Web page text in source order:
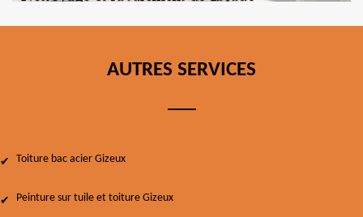
AUTRES SERVICES
Toiture bac acier Gizeux
Peinture sur tuile et toiture Gizeux